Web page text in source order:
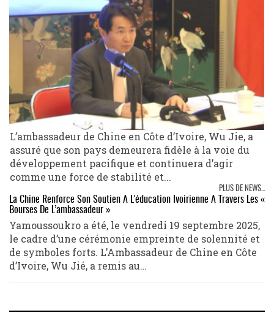
L’ambassadeur de Chine en Côte d’Ivoire, Wu Jie, a
assuré que son pays demeurera fidèle à la voie du
développement pacifique et continuera d’agir
comme une force de stabilité et...
PLUS DE NEWS...
La Chine Renforce Son Soutien À L’éducation Ivoirienne À Travers Les «
Bourses De L’ambassadeur »
Yamoussoukro a été, le vendredi 19 septembre 2025,
le cadre d’une cérémonie empreinte de solennité et
de symboles forts. L’Ambassadeur de Chine en Côte
d’Ivoire, Wu Jié, a remis au…